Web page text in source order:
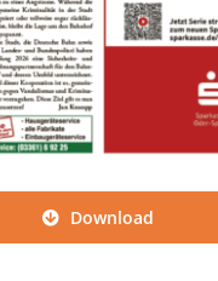
Download